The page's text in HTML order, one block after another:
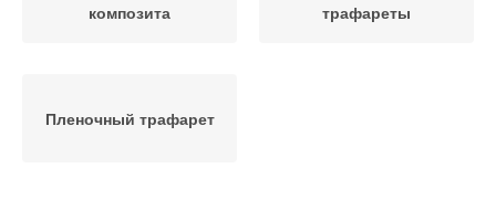
композита
трафареты
Пленочный трафарет